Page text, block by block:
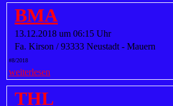
BMA
13.12.2018 um 06:15 Uhr
Fa. Kirson / 93333 Neustadt - Mauern
#8/2018
weiterlesen
THL